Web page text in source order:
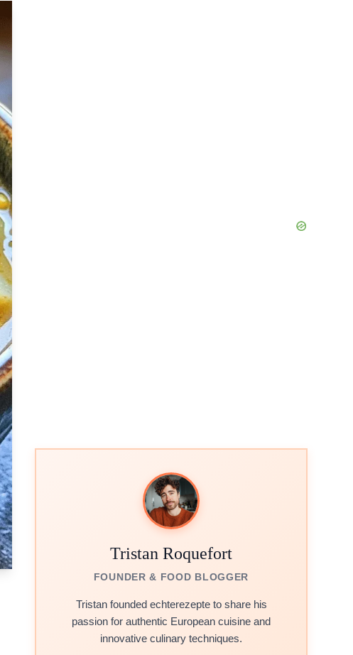
Tristan Roquefort
FOUNDER & FOOD BLOGGER
Tristan founded echterezepte to share his
passion for authentic European cuisine and
innovative culinary techniques.